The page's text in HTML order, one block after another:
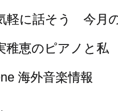
軽に話そう 今月
稚恵のピアノと
海外音楽情報